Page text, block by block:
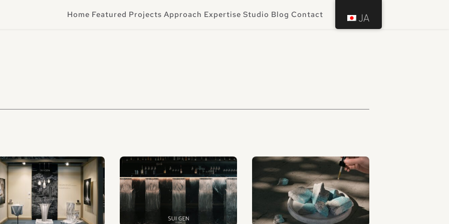
Home Featured Projects Approach Expertise Studio Blog Contact JA